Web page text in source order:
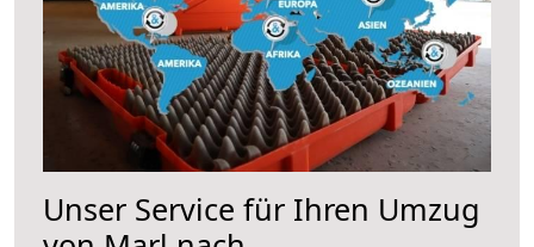
Unser Service für Ihren Umzug